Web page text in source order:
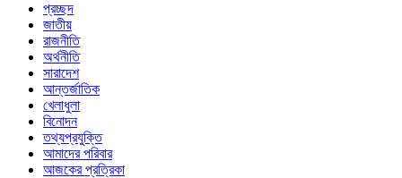
প্রচ্ছদ
জাতীয়
রাজনীতি
অর্থনীতি
সারাদেশ
আন্তর্জাতিক
খেলাধুলা
বিনোদন
তথ্যপ্রযুক্তি
আমাদের পরিবার
আজকের প্রত্রিকা